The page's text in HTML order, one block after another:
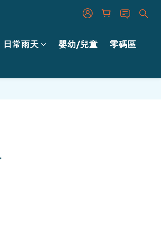
日常雨天 嬰幼/兒童 零碼區